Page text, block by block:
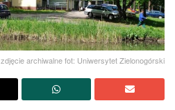
zdjęcie archiwalne fot: Uniwersytet Zielonogórski